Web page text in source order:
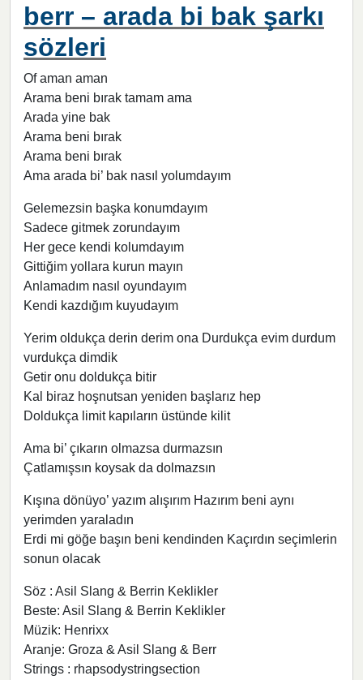
berr – arada bi bak şarkı
sözleri
Of aman aman
Arama beni bırak tamam ama
Arada yine bak
Arama beni bırak
Arama beni bırak
Ama arada bi’ bak nasıl yolumdayım
Gelemezsin başka konumdayım
Sadece gitmek zorundayım
Her gece kendi kolumdayım
Gittiğim yollara kurun mayın
Anlamadım nasıl oyundayım
Kendi kazdığım kuyudayım
Yerim oldukça derin derim ona Durdukça evim durdum
vurdukça dimdik
Getir onu doldukça bitir
Kal biraz hoşnutsan yeniden başlarız hep
Doldukça limit kapıların üstünde kilit
Ama bi’ çıkarın olmazsa durmazsın
Çatlamışsın koysak da dolmazsın
Kışına dönüyo’ yazım alışırım Hazırım beni aynı
yerimden yaraladın
Erdi mi göğe başın beni kendinden Kaçırdın seçimlerin
sonun olacak
Söz : Asil Slang & Berrin Keklikler
Beste: Asil Slang & Berrin Keklikler
Müzik: Henrixx
Aranje: Groza & Asil Slang & Berr
Strings : rhapsodystringsection